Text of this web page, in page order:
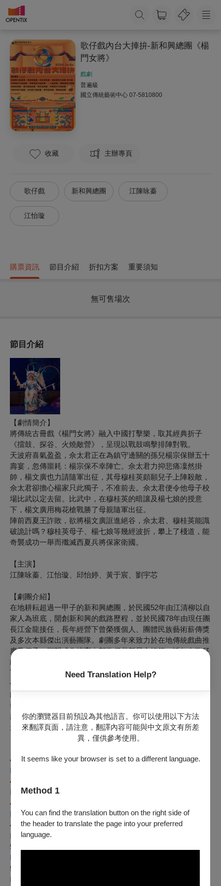
Need Translation Help?
你的瀏覽器目前預設為其他語言。你可以使用以下方法
來翻譯頁面，請注意，翻譯內容可能與中文原文有所差
異，僅供參考使用。
It seems like your browser is set to a different language.
Method 1
You can find the translation button on the right side of
the header to translate the page into your preferred
language.
歌仔戲內台大捙拚-新和興總團《楊
門女將》
戲劇
普遍級
國立傳統藝術中心 07-5810800
收藏 主辦專頁
歌仔戲 新和興總團 江陳咏蓁
江怡璇
購票資訊 節目介紹 折扣方案 重要須知
無可售場次
節目介紹
【劇情簡介】
將傳統古冊戲《楊門女將》融入中國打擊樂，取其經典折子
《擂鼓、探谷、火燒敵營》，呈現以戰鼓鳴擊排陣對戰。
天波府喜氣盈盈，佘太君正在為鎮守邊關的孫兒楊宗保辦五十
壽宴，忽傳噩耗：楊宗保不幸陣亡。佘太君力抑悲痛凜然掛
帥，楊文廣也力請隨軍出征，其母穆桂英頗願兒子上陣殺敵，
佘太君卻擔心楊家只此獨子，不准前去。佘太君便令他母子校
場比武以定去留。比武中，在穆桂英的暗讓及楊七娘的授意
下，楊文廣用梅花槍戰勝了母親隨軍出征。
陣前西夏王詐敗，欲將楊文廣誆進絕谷，佘太君、穆桂英能識
破詭計嗎？穆桂英母子、楊七娘等幾經波折，攀上了棧道，能
奇襲成功一舉而殲滅西夏兵將保家衛國。
【主演】
江陳咏蓁、江怡璇、邱怡婷、黃于宸、劉宇芯
【劇團介紹】
在地耕耘超過一甲子的新和興總團，於民國52年由江清柳以自
家人為班底，開創新和興的戲路歷程，並於民國78年由現任團
長江金龍接任，長年經營下曾榮獲個人、團體民族藝術薪傳獎
及多次本縣傑出演藝團隊。劇團多年來致力於在地傳統戲曲推
廣及傳承，期望成為培育中部歌仔戲新星之搖籃。近年在歌仔
戲國寶藝師廖瓊枝老師的傳承與劇團行政總監江陳咏蓁帶領
下，劇團新苗已日益茁壯，年輕演員的藝氣底蘊已逐漸融合劇
作，仔細著墨不同面向的經典歷史故事。近年作品多邀請歌仔
戲資深藝師聯合製作，並由劇團第4代偶像小生江怡璇(薪傳獎
藝師廖瓊枝老師之藝生)擔綱要角，期冀藉由傳承之路，建立
劇團特色及典範，成為「堅持傳統歌仔戲音韻之美」且「中部
最會打又能駕馭萬千風格的劇團」。
4/13薪傳歌仔戲劇團《陳三五娘》
https://www.opentix.life/event/1768629916222210049
4/14
https://www.opentix.life/event/1769917542682542081
4/20
https://www.opentix.life/event/1769925860624322561
4/27、28新和興總團《楊門女將》
https://www.opentix.life/event/1769928512693600257
5/4
https://www.opentix.life/event/1769934741172125697
5/11
https://www.opentix.life/event/1769938555398336513